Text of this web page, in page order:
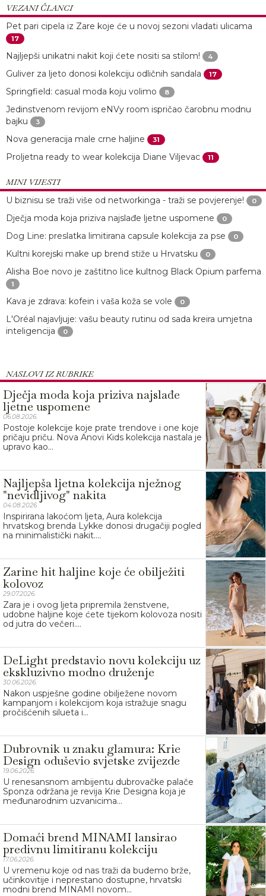
VEZANI ČLANCI
Pet pari cipela iz Zare koje će u novoj sezoni vladati ulicama
17
Najljepši unikatni nakit koji ćete nositi sa stilom! 4
Guliver za ljeto donosi kolekciju odličnih sandala 17
Springfield: casual moda koju volimo 8
Jedinstvenom revijom eNVy room ispričao čarobnu modnu
bajku
3
Nova generacija male crne haljine 31
Proljetna ready to wear kolekcija Diane Viljevac 11
MINI VIJESTI
U biznisu se traži više od networkinga - traži se povjerenje!
0
Dječja moda koja priziva najslađe ljetne uspomene 0
Dog Line: preslatka limitirana capsule kolekcija za pse 0
Kultni korejski make up brend stiže u Hrvatsku 0
Alisha Boe novo je zaštitno lice kultnog Black Opium parfema
1
Kava je zdrava: kofein i vaša koža se vole 0
L'Oréal najavljuje: vašu beauty rutinu od sada kreira umjetna
inteligencija
0
NASLOVI IZ RUBRIKE
Dječja moda koja priziva najslađe
ljetne uspomene
06.08.2026.
Postoje kolekcije koje prate trendove i one koje
pričaju priču. Nova Anovi Kids kolekcija nastala je
upravo kao...
Najljepša ljetna kolekcija nježnog
"nevidljivog" nakita
04.08.2026.
Inspirirana lakoćom ljeta, Aura kolekcija
hrvatskog brenda Lykke donosi drugačiji pogled
na minimalistički nakit....
Zarine hit haljine koje će obilježiti
kolovoz
29.07.2026.
Zara je i ovog ljeta pripremila ženstvene,
udobne haljine koje ćete tijekom kolovoza nositi
od jutra do večeri....
DeLight predstavio novu kolekciju uz
ekskluzivno modno druženje
30.06.2026.
Nakon uspješne godine obilježene novom
kampanjom i kolekcijom koja istražuje snagu
pročišćenih silueta i...
Dubrovnik u znaku glamura: Krie
Design oduševio svjetske zvijezde
19.06.2026.
U renesansnom ambijentu dubrovačke palače
Sponza održana je revija Krie Designa koja je
međunarodnim uzvanicima...
Domaći brend MINAMI lansirao
predivnu limitiranu kolekciju
17.06.2026.
U vremenu koje od nas traži da budemo brže,
učinkovitije i neprestano dostupne, hrvatski
modni brend MINAMI novom...